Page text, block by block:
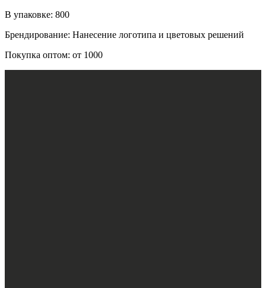
В упаковке: 800
Брендирование: Нанесение логотипа и цветовых решений
Покупка оптом: от 1000